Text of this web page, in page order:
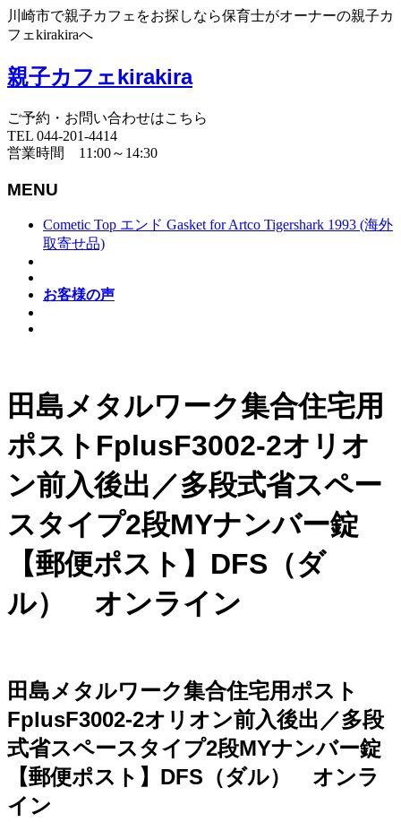
川崎市で親子カフェをお探しなら保育士がオーナーの親子カ
フェkirakiraへ
親子カフェkirakira
ご予約・お問い合わせはこちら
TEL 044-201-4414
営業時間 11:00～14:30
MENU
Cometic Top エンド Gasket for Artco Tigershark 1993 (海外
取寄せ品)
お客様の声
田島メタルワーク集合住宅用
ポストFplusF3002-2オリオ
ン前入後出／多段式省スペー
スタイプ2段MYナンバー錠
【郵便ポスト】DFS（ダ
ル） オンライン
田島メタルワーク集合住宅用ポスト
FplusF3002-2オリオン前入後出／多段
式省スペースタイプ2段MYナンバー錠
【郵便ポスト】DFS（ダル） オンラ
イン